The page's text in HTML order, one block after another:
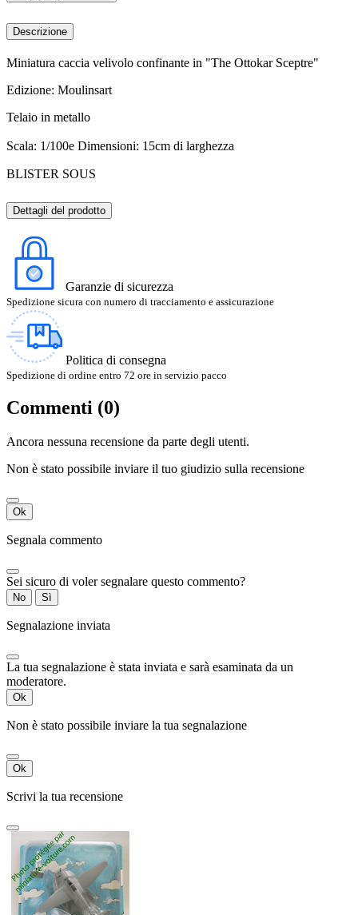
Descrizione
Miniatura caccia velivolo confinante in "The Ottokar Sceptre"
Edizione: Moulinsart
Telaio in metallo
Scala: 1/100e Dimensioni: 15cm di larghezza
BLISTER SOUS
Dettagli del prodotto
Garanzie di sicurezza
Spedizione sicura con numero di tracciamento e assicurazione
Politica di consegna
Spedizione di ordine entro 72 ore in servizio pacco
Commenti (0)
Ancora nessuna recensione da parte degli utenti.
Non è stato possibile inviare il tuo giudizio sulla recensione
Ok
Segnala commento
Sei sicuro di voler segnalare questo commento?
No Sì
Segnalazione inviata
La tua segnalazione è stata inviata e sarà esaminata da un
moderatore.
Ok
Non è stato possibile inviare la tua segnalazione
Ok
Scrivi la tua recensione